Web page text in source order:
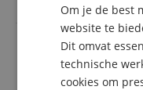
Om je de best
website te
Dit omvat
technische
cookies om